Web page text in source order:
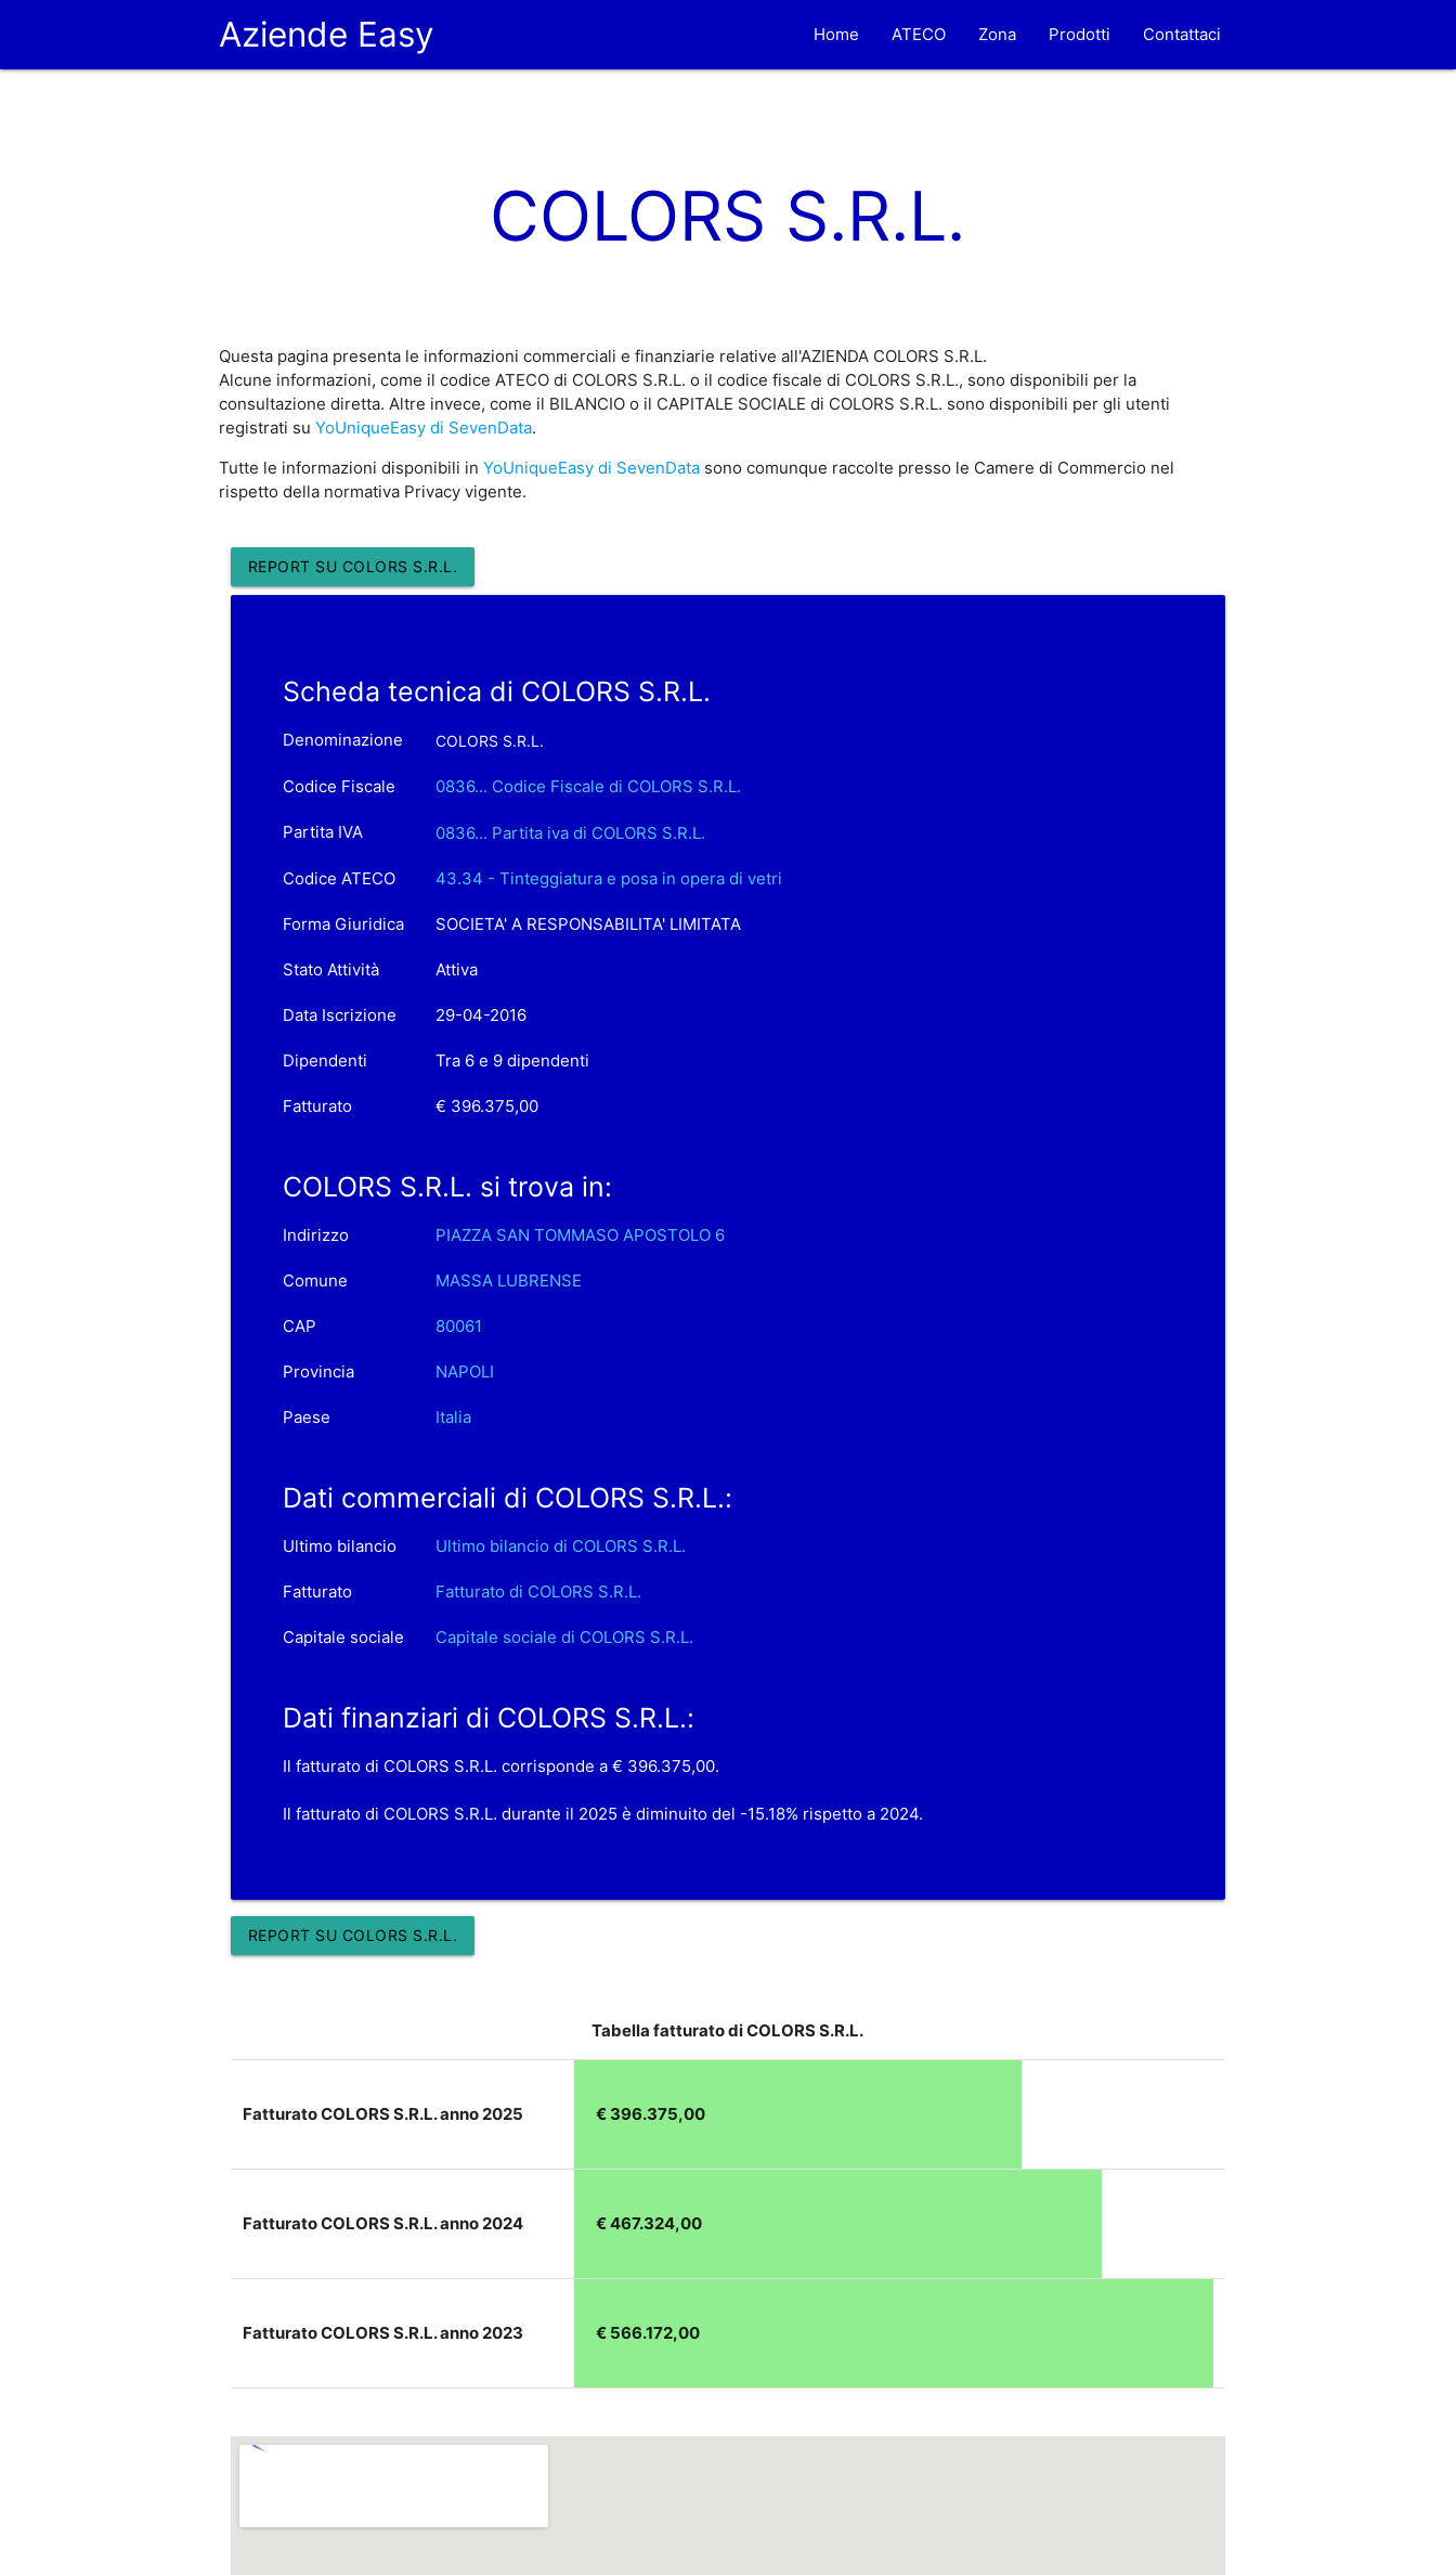
Aziende Easy Home ATECO Zona Prodotti Contattaci
COLORS S.R.L.
Questa pagina presenta le informazioni commerciali e finanziarie relative all'AZIENDA COLORS S.R.L.
Alcune informazioni, come il codice ATECO di COLORS S.R.L. o il codice fiscale di COLORS S.R.L., sono disponibili per la
consultazione diretta. Altre invece, come il BILANCIO o il CAPITALE SOCIALE di COLORS S.R.L. sono disponibili per gli utenti
registrati su YoUniqueEasy di SevenData.
Tutte le informazioni disponibili in YoUniqueEasy di SevenDatasono comunque raccolte presso le Camere di Commercio nel
rispetto della normativa Privacy vigente.
REPORT SU COLORS S.R.L.
Scheda tecnica di COLORS S.R.L.
Denominazione COLORS S.R.L.
Codice Fiscale 0836... Codice Fiscale di COLORS S.R.L.
Partita IVA 0836... Partita iva di COLORS S.R.L.
Codice ATECO 43.34 - Tinteggiatura e posa in opera di vetri
Forma Giuridica SOCIETA' A RESPONSABILITA' LIMITATA
Stato Attività Attiva
Data Iscrizione 29-04-2016
Dipendenti Tra 6 e 9 dipendenti
Fatturato € 396.375,00
COLORS S.R.L. si trova in:
Indirizzo PIAZZA SAN TOMMASO APOSTOLO 6
Comune MASSA LUBRENSE
CAP 80061
Provincia NAPOLI
Paese Italia
Dati commerciali di COLORS S.R.L.:
Ultimo bilancio Ultimo bilancio di COLORS S.R.L.
Fatturato Fatturato di COLORS S.R.L.
Capitale sociale Capitale sociale di COLORS S.R.L.
Dati finanziari di COLORS S.R.L.:
Il fatturato di COLORS S.R.L. corrisponde a € 396.375,00.
Il fatturato di COLORS S.R.L. durante il 2025 è diminuito del -15.18% rispetto a 2024.
REPORT SU COLORS S.R.L.
Tabella fatturato di COLORS S.R.L.
Fatturato COLORS S.R.L. anno 2025 € 396.375,00
Fatturato COLORS S.R.L. anno 2024 € 467.324,00
Fatturato COLORS S.R.L. anno 2023 € 566.172,00